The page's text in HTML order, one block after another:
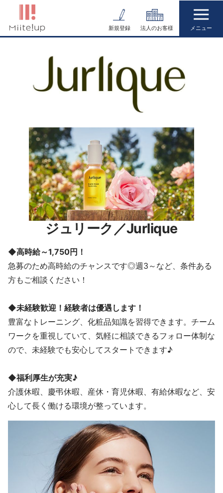
テ
新規登録 法人のお客様
ジュリーク／Jurlique
◆高時給～1,750円！
急募のため高時給のチャンスです◎週3～など、条件ある
方もご相談ください！
◆未経験歓迎！経験者は優遇します！
豊富なトレーニング、化粧品知識を習得できます。チーム
ワークを重視していて、気軽に相談できるフォロー体制な
ので、未経験でも安心してスタートできます♪
◆福利厚生が充実♪
介護休暇、慶弔休暇、産休・育児休暇、有給休暇など、安
心して長く働ける環境が整っています。